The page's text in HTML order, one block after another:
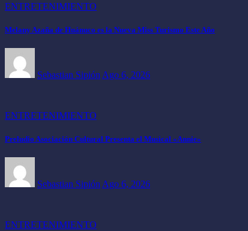
ENTRETENIMIENTO
Melany Azaña de Huánuco es la Nueva Miss Turismo Este Año
Sebastian Sipión Ago 6, 2026
ENTRETENIMIENTO
Preludio Asociación Cultural Presenta el Musical «Annie»
Sebastian Sipión Ago 6, 2026
ENTRETENIMIENTO